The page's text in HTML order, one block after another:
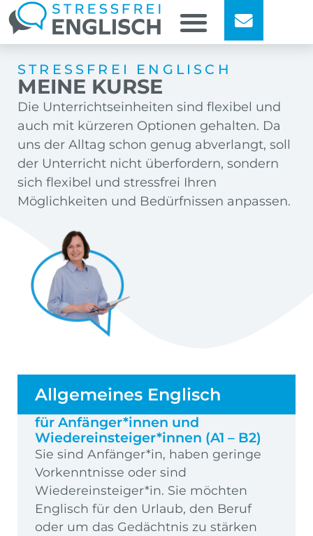
STRESSFREI ENGLISCH
MEINE KURSE
Die Unterrichtseinheiten sind flexibel und
auch mit kürzeren Optionen gehalten. Da
uns der Alltag schon genug abverlangt, soll
der Unterricht nicht überfordern, sondern
sich flexibel und stressfrei Ihren
Möglichkeiten und Bedürfnissen anpassen.
Allgemeines Englisch
für Anfänger*innen und
Wiedereinsteiger*innen (A1 – B2)
Sie sind Anfänger*in, haben geringe
Vorkenntnisse oder sind
Wiedereinsteiger*in. Sie möchten
Englisch für den Urlaub, den Beruf
oder um das Gedächtnis zu stärken